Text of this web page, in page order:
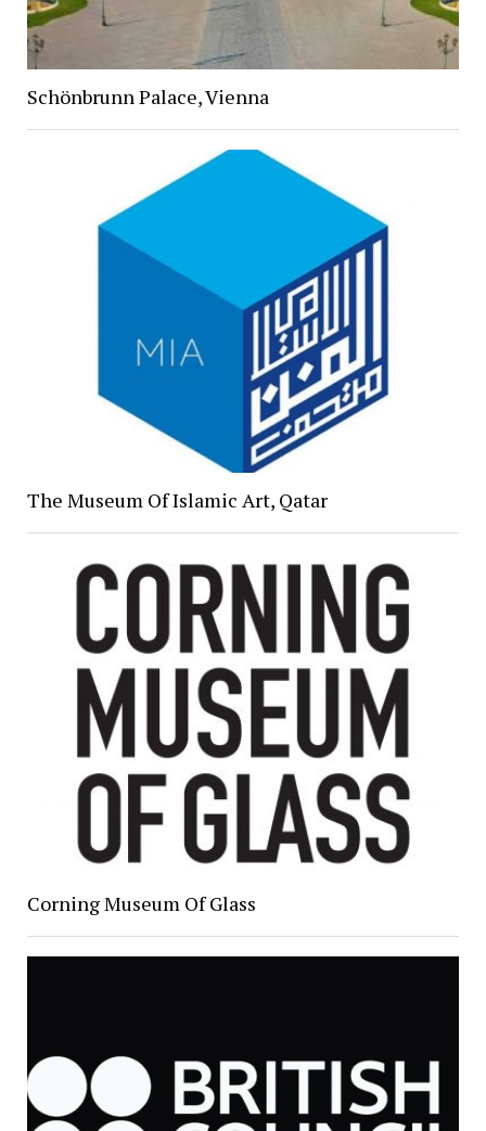
Schönbrunn Palace, Vienna
The Museum Of Islamic Art, Qatar
Corning Museum Of Glass